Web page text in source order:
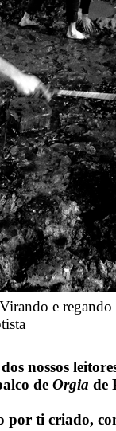
e regando
nossos
de Orgia de
por ti criado,